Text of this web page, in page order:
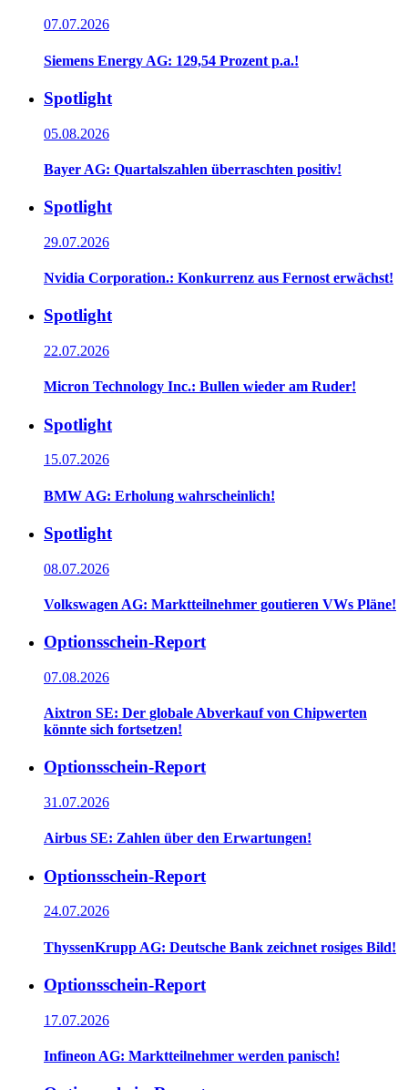
07.07.2026
Siemens Energy AG: 129,54 Prozent p.a.!
Spotlight
05.08.2026
Bayer AG: Quartalszahlen überraschten positiv!
Spotlight
29.07.2026
Nvidia Corporation.: Konkurrenz aus Fernost erwächst!
Spotlight
22.07.2026
Micron Technology Inc.: Bullen wieder am Ruder!
Spotlight
15.07.2026
BMW AG: Erholung wahrscheinlich!
Spotlight
08.07.2026
Volkswagen AG: Marktteilnehmer goutieren VWs Pläne!
Optionsschein-Report
07.08.2026
Aixtron SE: Der globale Abverkauf von Chipwerten
könnte sich fortsetzen!
Optionsschein-Report
31.07.2026
Airbus SE: Zahlen über den Erwartungen!
Optionsschein-Report
24.07.2026
ThyssenKrupp AG: Deutsche Bank zeichnet rosiges Bild!
Optionsschein-Report
17.07.2026
Infineon AG: Marktteilnehmer werden panisch!